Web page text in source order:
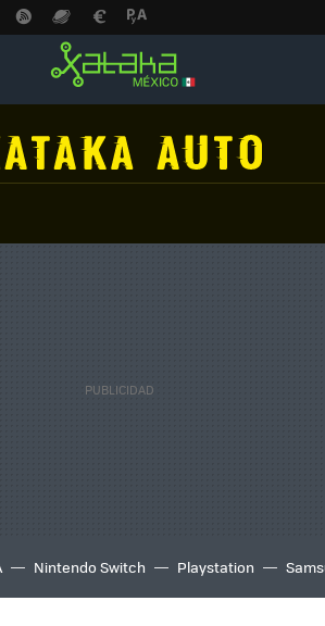
Nintendo Switch Playstation